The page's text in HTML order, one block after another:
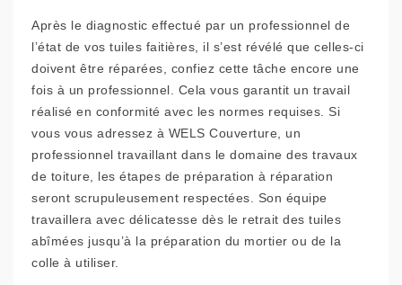
Après le diagnostic effectué par un professionnel de
l’état de vos tuiles faitières, il s’est révélé que celles-ci
doivent être réparées, confiez cette tâche encore une
fois à un professionnel. Cela vous garantit un travail
réalisé en conformité avec les normes requises. Si
vous vous adressez à WELS Couverture, un
professionnel travaillant dans le domaine des travaux
de toiture, les étapes de préparation à réparation
seront scrupuleusement respectées. Son équipe
travaillera avec délicatesse dès le retrait des tuiles
abîmées jusqu’à la préparation du mortier ou de la
colle à utiliser.